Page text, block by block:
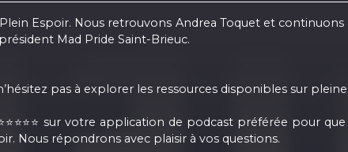
Espoir. Nous retrouvons Andrea Toquet et
Mad Pride Saint-Brieuc.
pas à explorer les ressources disponibles sur
sur votre application de podcast préférée pour
Nous répondrons avec plaisir à vos questions.